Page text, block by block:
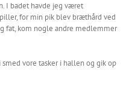
I badet havde jeg været
for min pik blev bræthård ved
fat, kom nogle andre medlemmer
vore tasker i hallen og gik op